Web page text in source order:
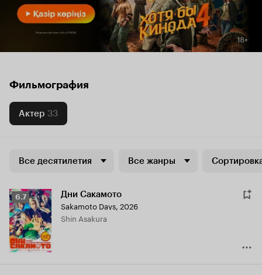
Фильмография
Актер 33
Все десятилетия Все жанры
Рейтинг
Кинопоиска
6.7
6.7 Дни Сакамото
Sakamoto Days, 2026
Shin Asakura